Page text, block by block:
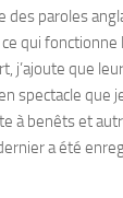
paroles
qui fonctionne
j’ajoute que
spectacle que
à benêts et
a été